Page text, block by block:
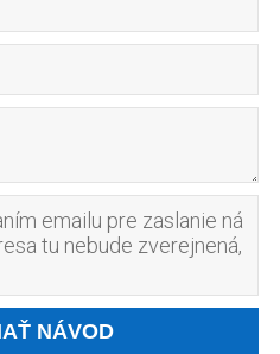
emailu pre zaslanie ná
tu nebude zverejnená,